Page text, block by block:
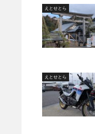
えとせとら
えとせとら